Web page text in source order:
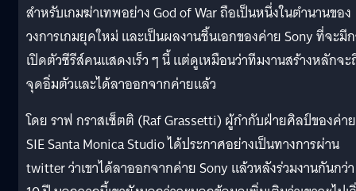
สำหรับเกมฆ่าเทพอย่าง God of War ถือเป็นหนึ่งในตำนานของ
วงการเกมยุคใหม่ และเป็นผลงานชิ้นเอกของค่าย Sony ที่จะมี
เปิดตัวซีรีส์คนแสดงเร็ว ๆ นี้ แต่ดูเหมือนว่าทีมงานสร้างหลักจะ
จุดอิ่มตัวและได้ลาออกจากค่ายแล้ว
โดย ราฟ กราสเซ็ตติ (Raf Grassetti) ผู้กำกับฝ่ายศิลป์ของค่าย
SIE Santa Monica Studio ได้ประกาศอย่างเป็นทางการผ่าน
twitter ว่าเขาได้ลาออกจากค่าย Sony แล้วหลังร่วมงานกันกว่า